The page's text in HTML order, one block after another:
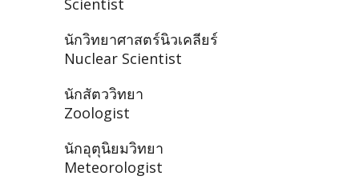
Scientist
นักวิทยาศาสตร์นิวเคลียร์
Nuclear Scientist
นักสัตววิทยา
Zoologist
นักอุตุนิยมวิทยา
Meteorologist